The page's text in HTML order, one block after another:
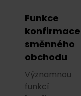
Funkce
konfirmace
směnného
obchodu
Významnou
funkcí